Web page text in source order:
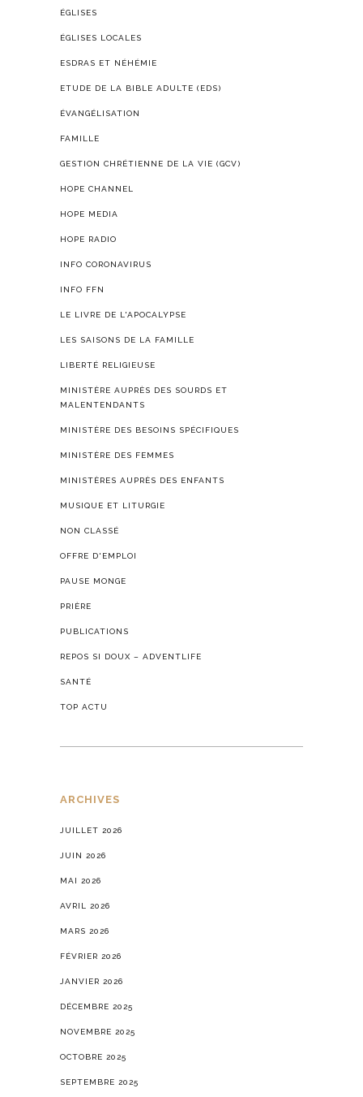
ÉGLISES
ÉGLISES LOCALES
ESDRAS ET NÉHÉMIE
ETUDE DE LA BIBLE ADULTE (EDS)
ÉVANGÉLISATION
FAMILLE
GESTION CHRÉTIENNE DE LA VIE (GCV)
HOPE CHANNEL
HOPE MEDIA
HOPE RADIO
INFO CORONAVIRUS
INFO FFN
LE LIVRE DE L'APOCALYPSE
LES SAISONS DE LA FAMILLE
LIBERTÉ RELIGIEUSE
MINISTÈRE AUPRÈS DES SOURDS ET
MALENTENDANTS
MINISTÈRE DES BESOINS SPÉCIFIQUES
MINISTÈRE DES FEMMES
MINISTÈRES AUPRÈS DES ENFANTS
MUSIQUE ET LITURGIE
NON CLASSÉ
OFFRE D'EMPLOI
PAUSE MONGE
PRIÈRE
PUBLICATIONS
REPOS SI DOUX – ADVENTLIFE
SANTÉ
TOP ACTU
ARCHIVES
JUILLET 2026
JUIN 2026
MAI 2026
AVRIL 2026
MARS 2026
FÉVRIER 2026
JANVIER 2026
DÉCEMBRE 2025
NOVEMBRE 2025
OCTOBRE 2025
SEPTEMBRE 2025